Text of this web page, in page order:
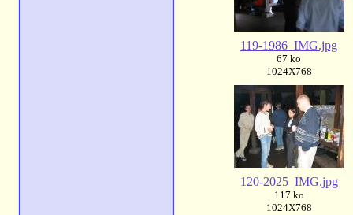
119-1986_IMG.jpg
67 ko
1024X768
120-2025_IMG.jpg
117 ko
1024X768